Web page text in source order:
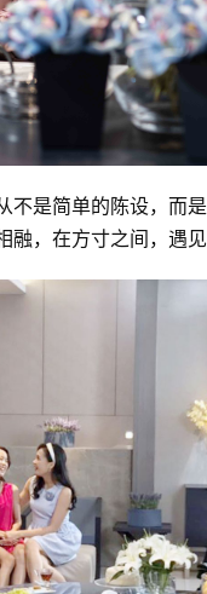
是简单的陈设，而
融，在方寸之间，遇